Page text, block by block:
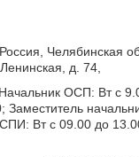
Челябинская
д. 74,
ОСП: Вт с
Заместитель
Вт с 09.00 до